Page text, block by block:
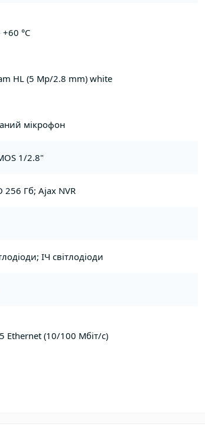
+60 °C
HL (5 Mp/2.8 mm) white
мікрофон
1/2.8"
256 Гб; Ajax NVR
ІЧ світлодіоди
Ethernet (10/100 Мбіт/с)